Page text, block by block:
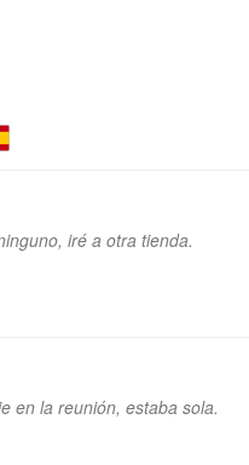
iré a otra tienda.
en la reunión, estaba sola.